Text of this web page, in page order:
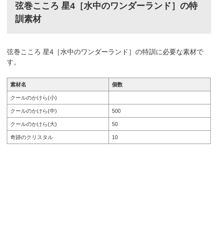
弦巻こころ 星4［水中のワンダーランド］の特
訓素材
弦巻こころ 星4［水中のワンダーランド］の特訓に必要な素材で
す。
素材名 個数
クールのかけら(小)
クールのかけら(中) 500
クールのかけら(大) 50
奇跡のクリスタル 10